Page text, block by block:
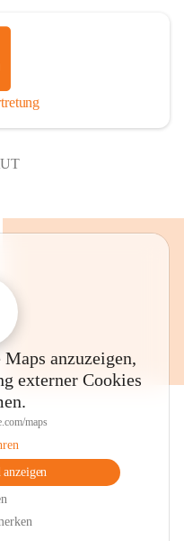
anzuzeigen,
externer Cookies
maps